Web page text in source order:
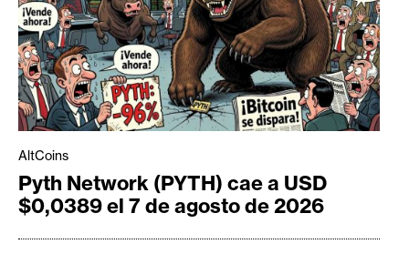
AltCoins
Pyth Network (PYTH) cae a USD
$0,0389 el 7 de agosto de 2026